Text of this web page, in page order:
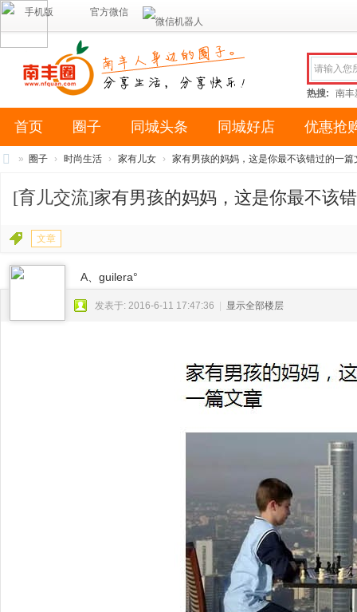
手机版 官方微信
热搜: 南丰
首页 圈子 同城头条 同城好店 优惠抢
南
网
» 圈子 › 时尚生活 › 家有儿女 › 家有男孩的妈妈，这是你最不该错过的一篇
[育儿交流]家有男孩的妈妈，这是你最不该
文章
A、guilera°
发表于: 2016-6-11 17:47:36 显示全部楼层